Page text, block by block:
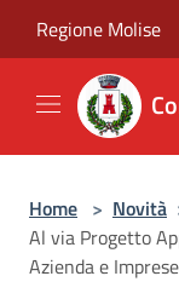
Regione Molise
Home > Novità
Al via Progetto
Azienda e